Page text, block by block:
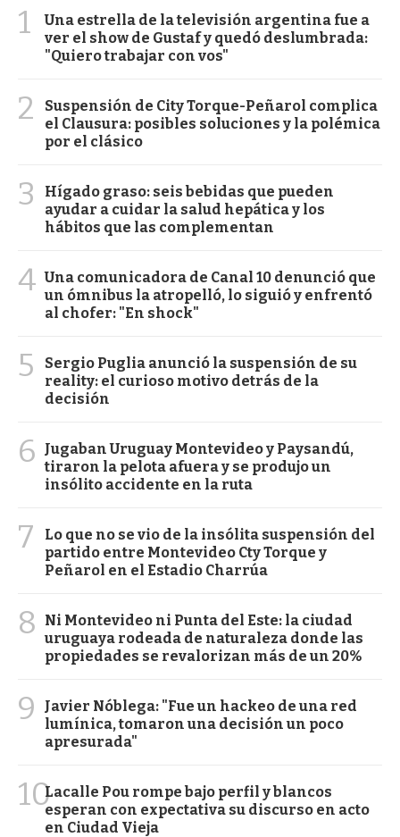
1
Una estrella de la televisión argentina fue a
ver el show de Gustaf y quedó deslumbrada:
"Quiero trabajar con vos"
2
Suspensión de City Torque-Peñarol complica
el Clausura: posibles soluciones y la polémica
por el clásico
3
Hígado graso: seis bebidas que pueden
ayudar a cuidar la salud hepática y los
hábitos que las complementan
4 Una comunicadora de Canal 10 denunció que
un ómnibus la atropelló, lo siguió y enfrentó
al chofer: "En shock"
5
Sergio Puglia anunció la suspensión de su
reality: el curioso motivo detrás de la
decisión
6
Jugaban Uruguay Montevideo y Paysandú,
tiraron la pelota afuera y se produjo un
insólito accidente en la ruta
7
Lo que no se vio de la insólita suspensión del
partido entre Montevideo Cty Torque y
Peñarol en el Estadio Charrúa
8
Ni Montevideo ni Punta del Este: la ciudad
uruguaya rodeada de naturaleza donde las
propiedades se revalorizan más de un 20%
9
Javier Nóblega: "Fue un hackeo de una red
lumínica, tomaron una decisión un poco
apresurada"
10Lacalle Pou rompe bajo perfil y blancos
esperan con expectativa su discurso en acto
en Ciudad Vieja